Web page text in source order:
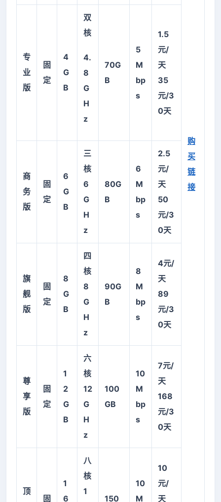
购
买
链
接
专
业
版
固
定
4
G
B
双
核
4.
8
G
H
z
70G
B
5
M
bp
s
1.5
元/
天
35
元/3
0天
商
务
版
固
定
6
G
B
三
核
6
G
H
z
80G
B
6
M
bp
s
2.5
元/
天
50
元/3
0天
旗
舰
版
固
定
8
G
B
四
核
8
G
H
z
90G
B
8
M
bp
s
4元/
天
89
元/3
0天
尊
享
版
固
定
1
2
G
B
六
核
12
G
H
z
100
GB
10
M
bp
s
7元/
天
168
元/3
0天
顶
固
1
6
八
核
1
150
10
M
10
元/
天